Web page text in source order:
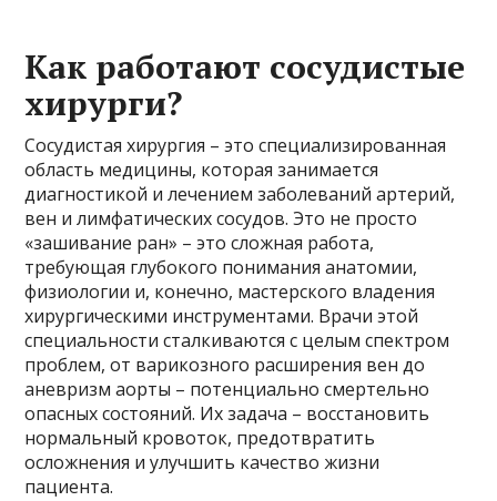
Как работают сосудистые
хирурги?
Сосудистая хирургия – это специализированная
область медицины, которая занимается
диагностикой и лечением заболеваний артерий,
вен и лимфатических сосудов. Это не просто
«зашивание ран» – это сложная работа,
требующая глубокого понимания анатомии,
физиологии и, конечно, мастерского владения
хирургическими инструментами. Врачи этой
специальности сталкиваются с целым спектром
проблем, от варикозного расширения вен до
аневризм аорты – потенциально смертельно
опасных состояний. Их задача – восстановить
нормальный кровоток, предотвратить
осложнения и улучшить качество жизни
пациента.